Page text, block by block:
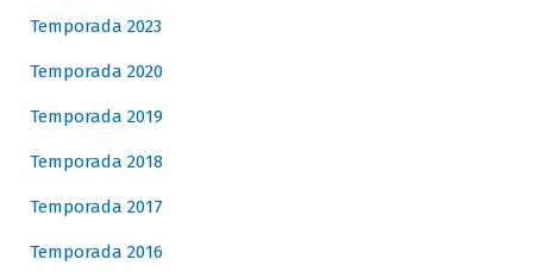
Temporada 2023
Temporada 2020
Temporada 2019
Temporada 2018
Temporada 2017
Temporada 2016